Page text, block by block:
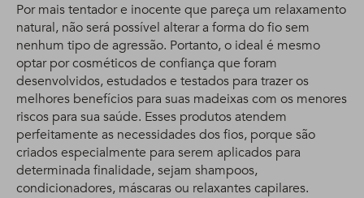
Por mais tentador e inocente que pareça um relaxamento
natural, não será possível alterar a forma do fio sem
nenhum tipo de agressão. Portanto, o ideal é mesmo
optar por cosméticos de confiança que foram
desenvolvidos, estudados e testados para trazer os
melhores benefícios para suas madeixas com os menores
riscos para sua saúde. Esses produtos atendem
perfeitamente as necessidades dos fios, porque são
criados especialmente para serem aplicados para
determinada finalidade, sejam shampoos,
condicionadores, máscaras ou relaxantes capilares.